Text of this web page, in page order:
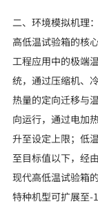
二、环境模拟机理
高低温试验箱的核
工程应用中的极端
统，通过压缩机、
热量的定向迁移与
向运行，通过电加
升至设定上限；低
至目标值以下，经
现代高低温试验箱
特种机型可扩展至